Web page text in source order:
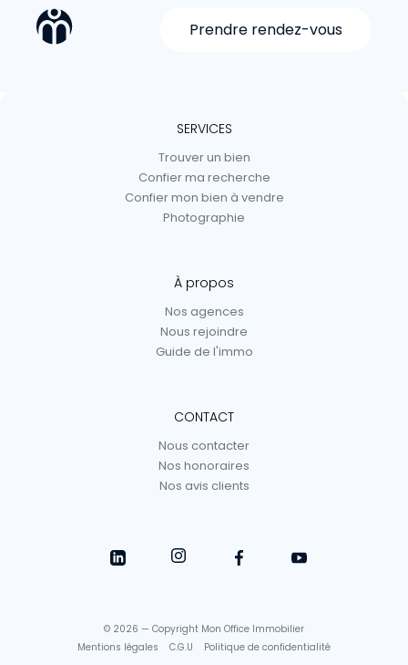
Prendre rendez-vous
SERVICES
Trouver un bien
Confier ma recherche
Confier mon bien à vendre
Photographie
À propos
Nos agences
Nous rejoindre
Guide de l'immo
CONTACT
Nous contacter
Nos honoraires
Nos avis clients
© 2026 — Copyright Mon Office Immobilier
Mentions légales
C.G.U Politique de confidentialité